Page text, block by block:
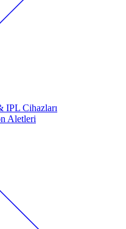
IPL Cihazları
Aletleri